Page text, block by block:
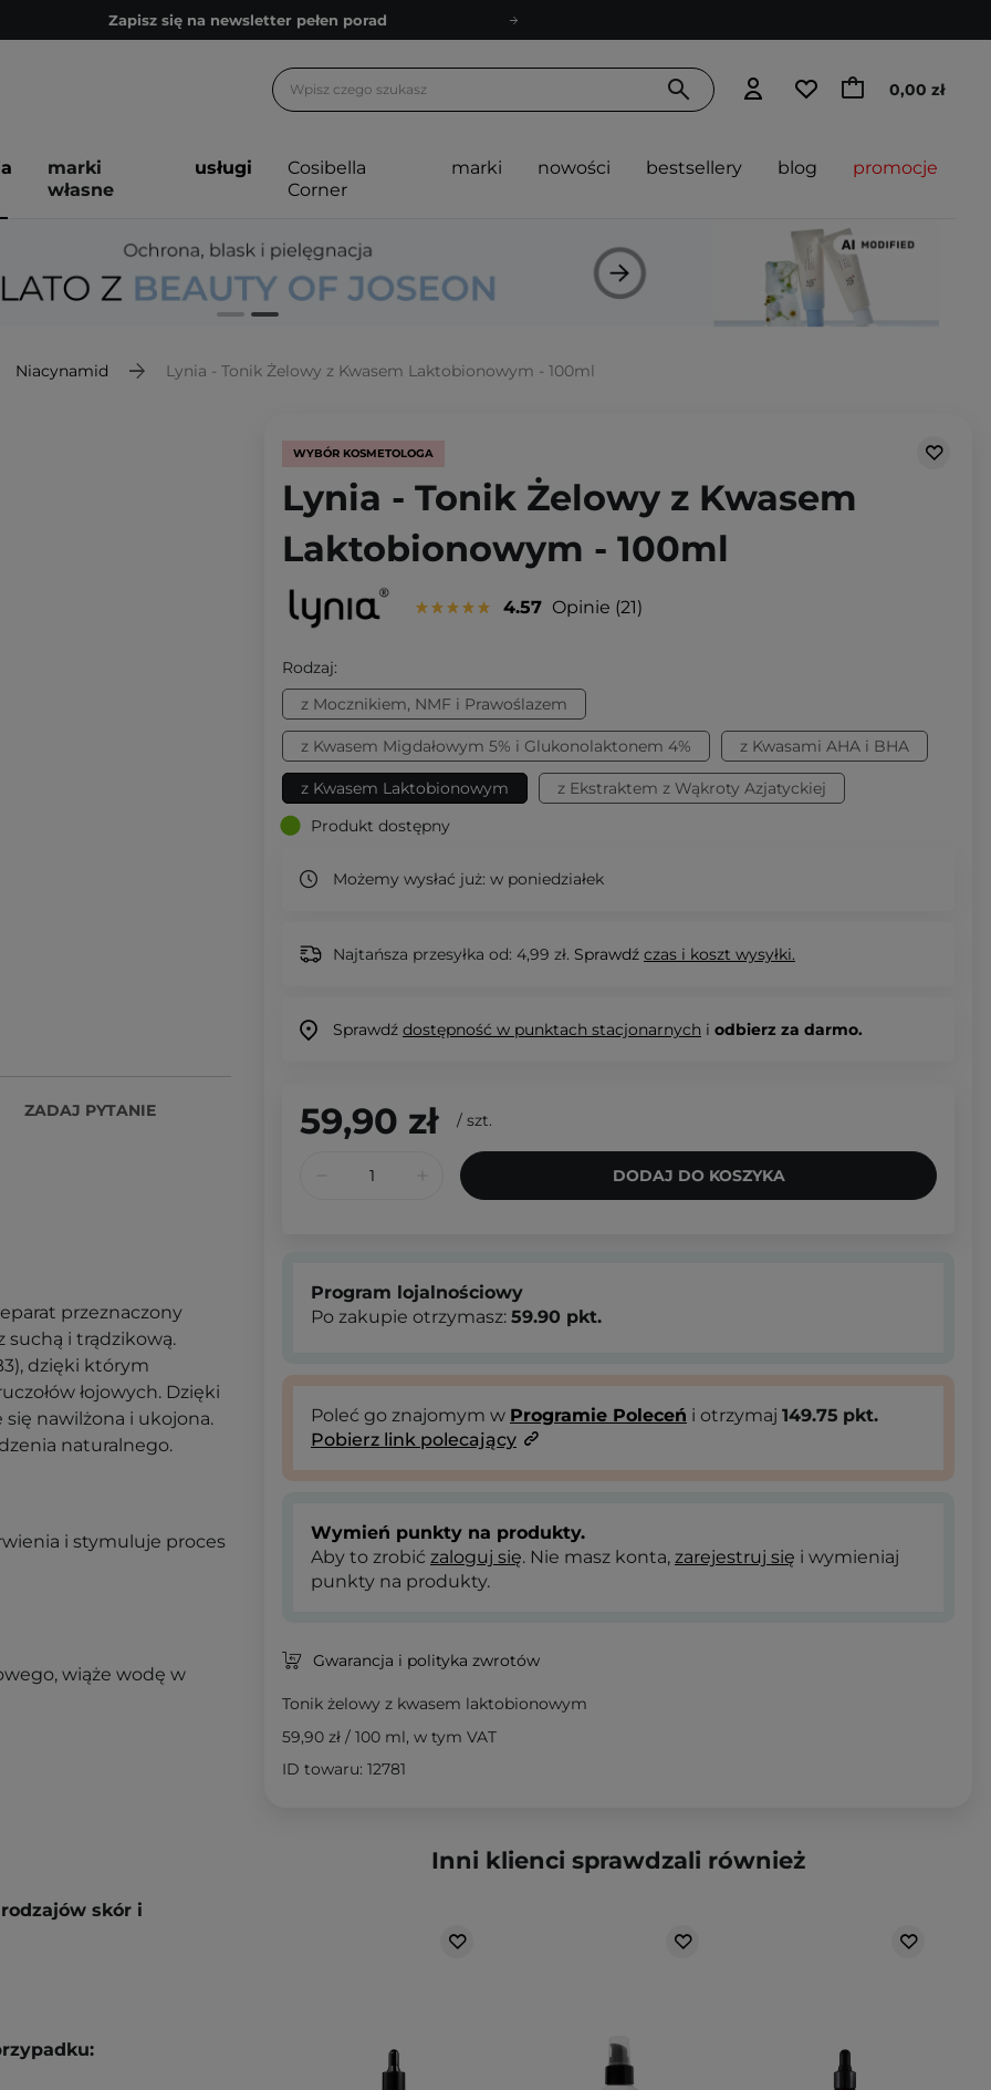
Bezpłatne konsultacje kosmetologiczne
Z nami to możliwe! Realizacja zamówienia do 24h.
Poleć nas i zyskaj jeszcze więcej punktów
0,00 zł
marki
własne
usługi
Cosibella
Corner
marki nowości bestsellery blog promocje
Niacynamid Lynia - Tonik Żelowy z Kwasem Laktobionowym - 100ml
ZADAJ PYTANIE
przeznaczony
suchą i trądzikową.
dzięki którym
łojowych. Dzięki
się nawilżona i ukojona.
naturalnego.
i stymuluje proces
wiąże wodę w
skór i
WYBÓR KOSMETOLOGA
Lynia - Tonik Żelowy z Kwasem
Laktobionowym - 100ml
4.57 Opinie 21
Rodzaj:
z Mocznikiem, NMF i Prawoślazem
z Kwasem Migdałowym 5% i Glukonolaktonem 4% z Kwasami AHA i BHA
z Kwasem Laktobionowym
z Ekstraktem z Wąkroty Azjatyckiej
Produkt dostępny
Możemy wysłać już: w poniedziałek
Najtańsza przesyłka od: 4,99 zł. Sprawdź czas i koszt wysyłki.
Sprawdź dostępność w punktach stacjonarnych i odbierz za darmo.
59,90 zł / szt.
DODAJ DO KOSZYKA
Program lojalnościowy
Po zakupie otrzymasz: 59.90 pkt.
Poleć go znajomym w Programie Poleceń i otrzymaj 149.75 pkt.
Pobierz link polecający
Wymień punkty na produkty.
Aby to zrobić zaloguj się. Nie masz konta, zarejestruj się i wymieniaj
punkty na produkty.
Gwarancja i polityka zwrotów
Tonik żelowy z kwasem laktobionowym
59,90 zł / 100 ml, w tym VAT
ID towaru: 12781
Inni klienci sprawdzali również